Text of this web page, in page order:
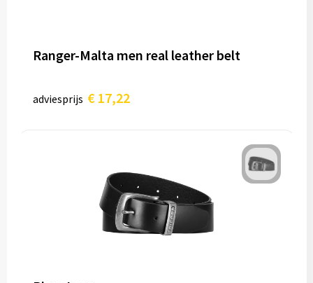
Ranger-Malta men real leather belt
adviesprijs € 17,22